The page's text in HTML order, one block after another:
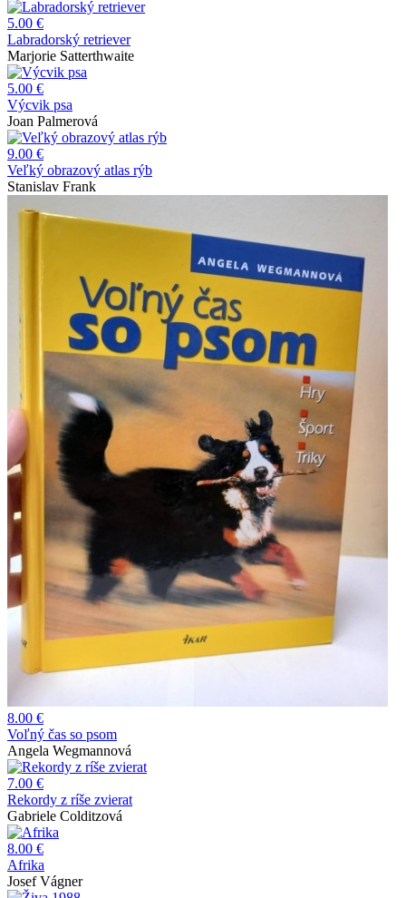
5.00 €
Labradorský retriever
Marjorie Satterthwaite
5.00 €
Výcvik psa
Joan Palmerová
9.00 €
Veľký obrazový atlas rýb
Stanislav Frank
8.00 €
Voľný čas so psom
Angela Wegmannová
7.00 €
Rekordy z ríše zvierat
Gabriele Colditzová
8.00 €
Afrika
Josef Vágner